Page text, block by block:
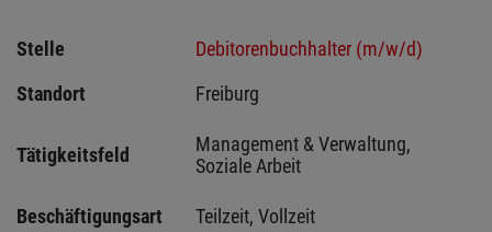
Stelle
Debitorenbuchhalter (m/w/d)
Standort
Freiburg
Tätigkeitsfeld
Management & Verwaltung,
Soziale Arbeit
Beschäftigungsart Teilzeit, Vollzeit